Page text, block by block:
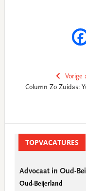
Vorige
Column Zo Zuidas:
SidebarTOPVACATURES
Advocaat in Oud-
Oud-Beijerland